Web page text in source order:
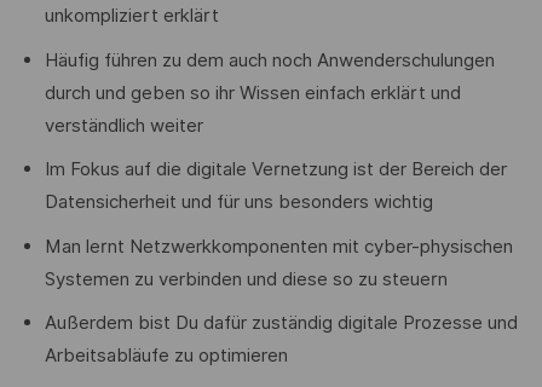
unkompliziert erklärt
Häufig führen zu dem auch noch Anwenderschulungen
durch und geben so ihr Wissen einfach erklärt und
verständlich weiter
Im Fokus auf die digitale Vernetzung ist der Bereich der
Datensicherheit und für uns besonders wichtig
Man lernt Netzwerkkomponenten mit cyber-physischen
Systemen zu verbinden und diese so zu steuern
Außerdem bist Du dafür zuständig digitale Prozesse und
Arbeitsabläufe zu optimieren